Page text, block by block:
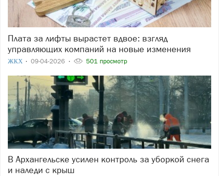
Плата за лифты вырастет вдвое: взгляд
управляющих компаний на новые изменения
ЖКХ 09-04-2026 501 просмотр
В Архангельске усилен контроль за уборкой снега
и наледи с крыш